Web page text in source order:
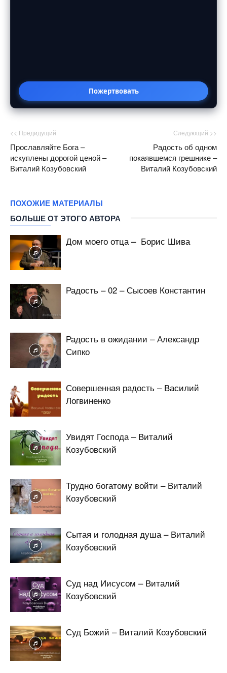
Пожертвовать
<< Предидущий
Прославляйте Бога –
искуплены дорогой ценой –
Виталий Козубовский
Следующий >>
Радость об одном
покаявшемся грешнике –
Виталий Козубовский
ПОХОЖИЕ МАТЕРИАЛЫ
БОЛЬШЕ ОТ ЭТОГО АВТОРА
Дом моего отца – Борис Шива
Радость – 02 – Сысоев Константин
Радость в ожидании – Александр
Сипко
Совершенная радость – Василий
Логвиненко
Увидят Господа – Виталий
Козубовский
Трудно богатому войти – Виталий
Козубовский
Сытая и голодная душа – Виталий
Козубовский
Суд над Иисусом – Виталий
Козубовский
Суд Божий – Виталий Козубовский